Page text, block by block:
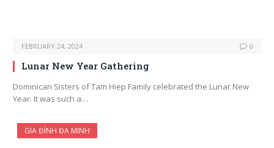
FEBRUARY 24, 2024 0
Lunar New Year Gathering
Dominican Sisters of Tam Hiep Family celebrated the Lunar New
Year. It was such a…
GIA ĐÌNH ĐA MINH